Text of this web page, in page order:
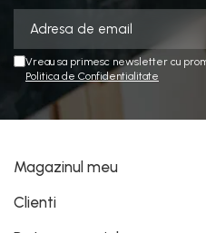
Vreau sa primesc newsletter cu
Politica de Confidentialitate
Magazinul meu
Clienti